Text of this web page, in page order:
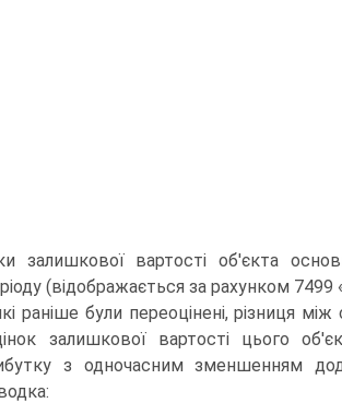
залишкової вартості об'єкта
(відображається за рахунком 7499
раніше були переоцінені, різниця
залишкової вартості цього
з одночасним зменшенням